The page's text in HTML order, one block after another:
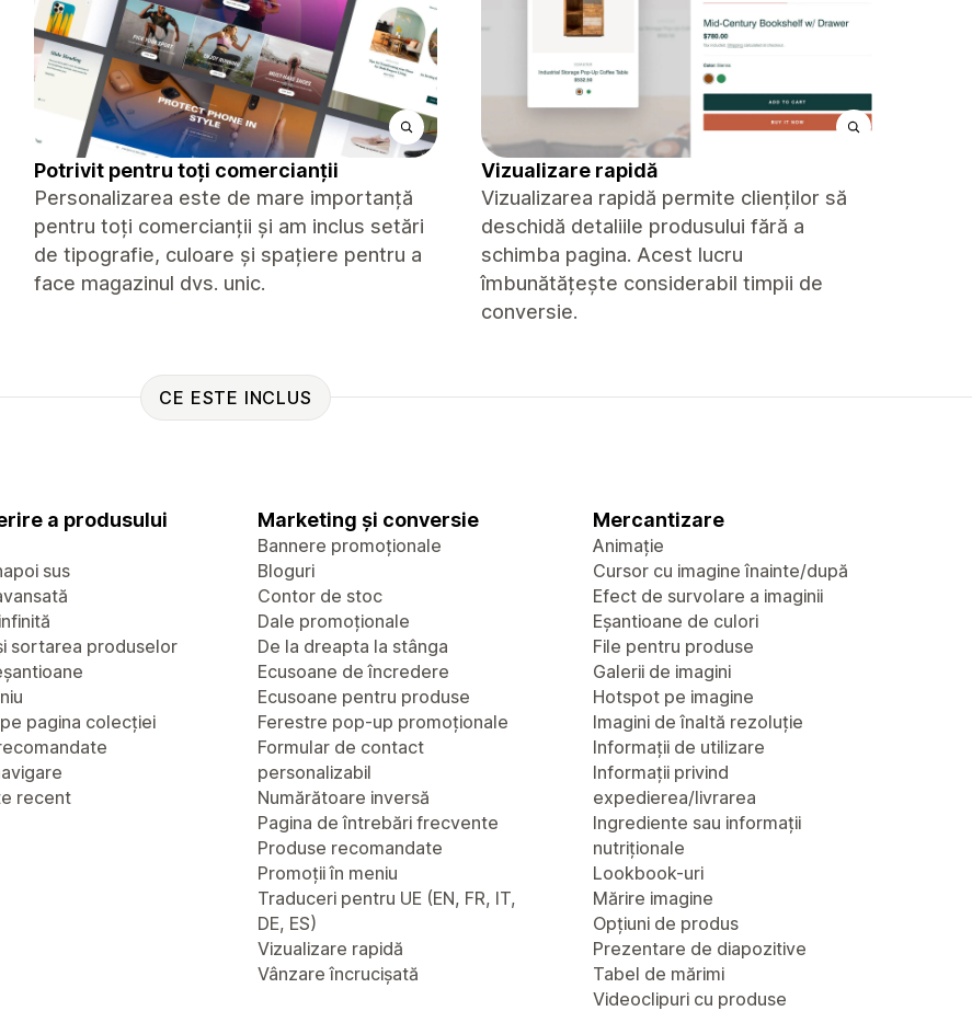
Potrivit pentru toți comercianții
Personalizarea este de mare importanță
pentru toți comercianții și am inclus setări
de tipografie, culoare și spațiere pentru a
face magazinul dvs. unic.
Vizualizare rapidă
Vizualizarea rapidă permite clienților să
deschidă detaliile produsului fără a
schimba pagina. Acest lucru
îmbunătățește considerabil timpii de
conversie.
CE ESTE INCLUS
a produsului
sus
sortarea produselor
pagina colecției
recent
Marketing și conversie
Bannere promoționale
Bloguri
Contor de stoc
Dale promoționale
De la dreapta la stânga
Ecusoane de încredere
Ecusoane pentru produse
Ferestre pop-up promoționale
Formular de contact
personalizabil
Numărătoare inversă
Pagina de întrebări frecvente
Produse recomandate
Promoții în meniu
Traduceri pentru UE (EN, FR, IT,
DE, ES)
Vizualizare rapidă
Vânzare încrucișată
Mercantizare
Animație
Cursor cu imagine înainte/după
Efect de survolare a imaginii
Eșantioane de culori
File pentru produse
Galerii de imagini
Hotspot pe imagine
Imagini de înaltă rezoluție
Informații de utilizare
Informații privind
expedierea/livrarea
Ingrediente sau informații
nutriționale
Lookbook-uri
Mărire imagine
Opțiuni de produs
Prezentare de diapozitive
Tabel de mărimi
Videoclipuri cu produse